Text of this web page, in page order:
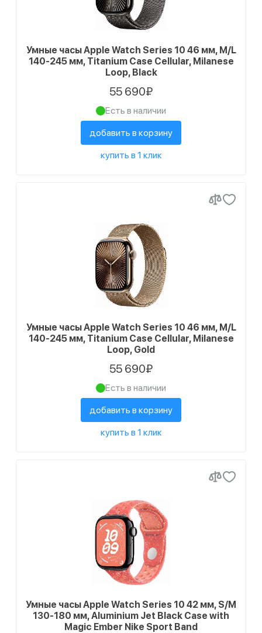
Умные часы Apple Watch Series 10 46 мм, M/L
140-245 мм, Titanium Case Cellular, Milanese
Loop, Black
55 690₽
Есть в наличии
добавить в корзину
купить в 1 клик
Умные часы Apple Watch Series 10 46 мм, M/L
140-245 мм, Titanium Case Cellular, Milanese
Loop, Gold
55 690₽
Есть в наличии
добавить в корзину
купить в 1 клик
Умные часы Apple Watch Series 10 42 мм, S/M
130-180 мм, Aluminium Jet Black Case with
Magic Ember Nike Sport Band